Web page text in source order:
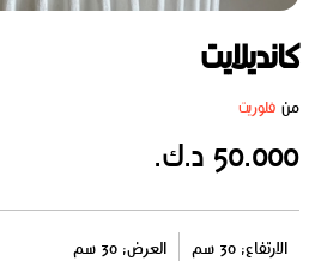
كانديلايت
من فلوريت
50.000 د.ك.
الارتفاع: 30 سم العرض: 30 سم